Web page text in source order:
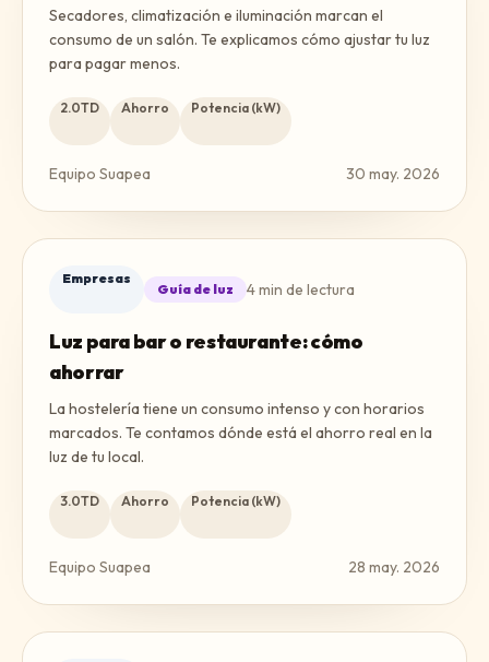
Secadores, climatización e iluminación marcan el
consumo de un salón. Te explicamos cómo ajustar tu luz
para pagar menos.
2.0TD Ahorro Potencia (kW)
Equipo Suapea 30 may. 2026
Empresas
Guía de luz 4min de lectura
Luz para bar o restaurante: cómo
ahorrar
La hostelería tiene un consumo intenso y con horarios
marcados. Te contamos dónde está el ahorro real en la
luz de tu local.
3.0TD Ahorro Potencia (kW)
Equipo Suapea 28 may. 2026